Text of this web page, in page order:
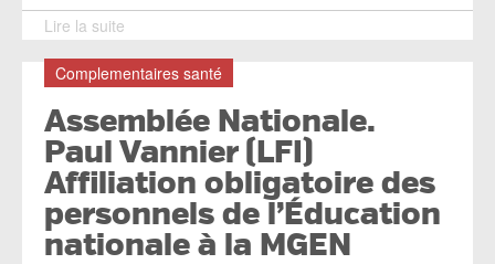
Lire la suite
Complementaires santé
Assemblée Nationale.
Paul Vannier (LFI)
Affiliation obligatoire des
personnels de l’Éducation
nationale à la MGEN